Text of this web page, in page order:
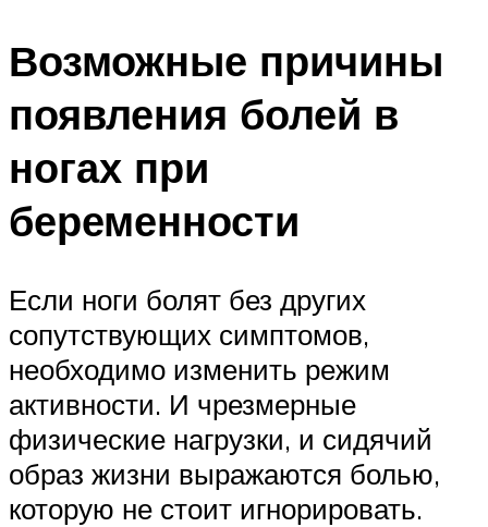
Возможные причины
появления болей в
ногах при
беременности
Если ноги болят без других
сопутствующих симптомов,
необходимо изменить режим
активности. И чрезмерные
физические нагрузки, и сидячий
образ жизни выражаются болью,
которую не стоит игнорировать.